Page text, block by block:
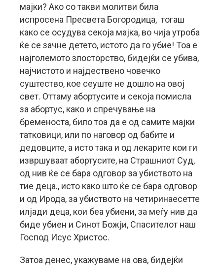
мајки? Ако со такви молитви била
испросена Пресвета Богородица, тогаш
како се осудува секоја мајка, во чија утроба
ќе се зачне детето, истото да го убие! Тоа е
најголемото злосторство, бидејќи се убива,
најчистото и најдествено човечко
суштество, кое сеуште не дошло на овој
свет. Оттаму абортусите и секоја помисла
за абортус, како и спречување на
бременоста, било тоа да е од самите мајки
татковици, или по наговор од бабите и
дедовците, а исто така и од лекарите кои ги
извршуваат абортусите, на Страшниот Суд,
од нив ќе се бара одговор за убиството на
тие деца., исто како што ќе се бара одговор
и од Ирода, за убиството на четиринаесетте
илјади деца, кои беа убиени, за меѓу нив да
биде убиен и Синот Божји, Спасителот наш
Господ Исус Христос.
Затоа денес, укажуваме на ова, бидејќи